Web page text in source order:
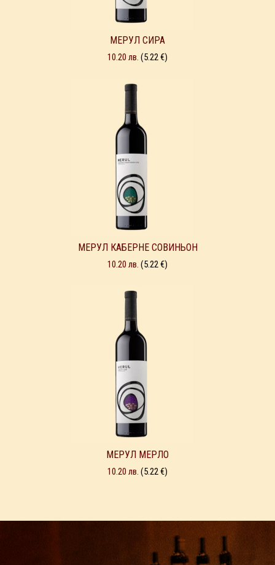
МЕРУЛ СИРА
10.20 лв. (5.22 €)
МЕРУЛ КАБЕРНЕ СОВИНЬОН
10.20 лв. (5.22 €)
МЕРУЛ МЕРЛО
10.20 лв. (5.22 €)